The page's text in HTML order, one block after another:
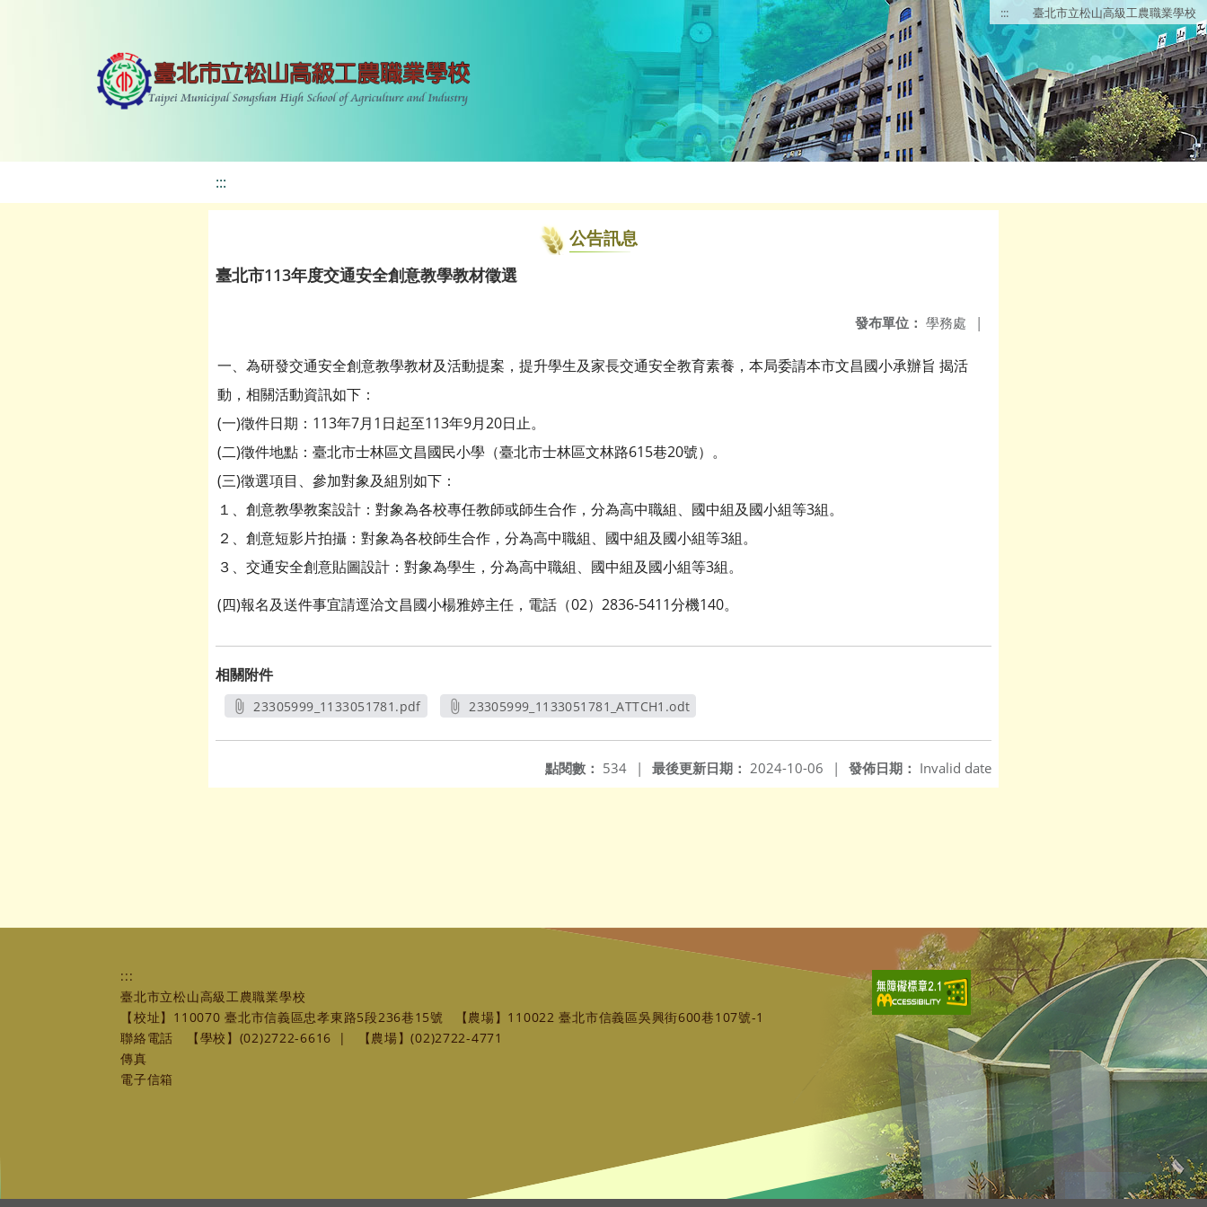
::: 臺北市立松山高級工農職業學校
:::
公告訊息
臺北市113年度交通安全創意教學教材徵選
發布單位： 學務處 |
一、為研發交通安全創意教學教材及活動提案，提升學生及家長交通安全教育素養，本局委請本市文昌國小承辦旨 揭活
動，相關活動資訊如下：
(一)徵件日期：113年7月1日起至113年9月20日止。
(二)徵件地點：臺北市士林區文昌國民小學（臺北市士林區文林路615巷20號）。
(三)徵選項目、參加對象及組別如下：
１、創意教學教案設計：對象為各校專任教師或師生合作，分為高中職組、國中組及國小組等3組。
２、創意短影片拍攝：對象為各校師生合作，分為高中職組、國中組及國小組等3組。
３、交通安全創意貼圖設計：對象為學生，分為高中職組、國中組及國小組等3組。
(四)報名及送件事宜請逕洽文昌國小楊雅婷主任，電話（02）2836-5411分機140。
相關附件
23305999_1133051781.pdf
23305999_1133051781_ATTCH1.odt
發佈日期： Invalid date
最後更新日期： 2024-10-06 |
點閱數： 534 |
:::
臺北市立松山高級工農職業學校
【校址】110070 臺北市信義區忠孝東路5段236巷15號
【農場】110022 臺北市信義區吳興街600巷107號-1
聯絡電話
【學校】(02)2722-6616 |
【農場】(02)2722-4771
傳真
電子信箱